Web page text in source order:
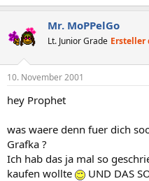
Mr. MoPPelGo
Lt. Junior Grade Ersteller
10. November 2001
hey Prophet
was waere denn fuer dich
Grafka ?
Ich hab das ja mal so
kaufen wollte
UND DAS